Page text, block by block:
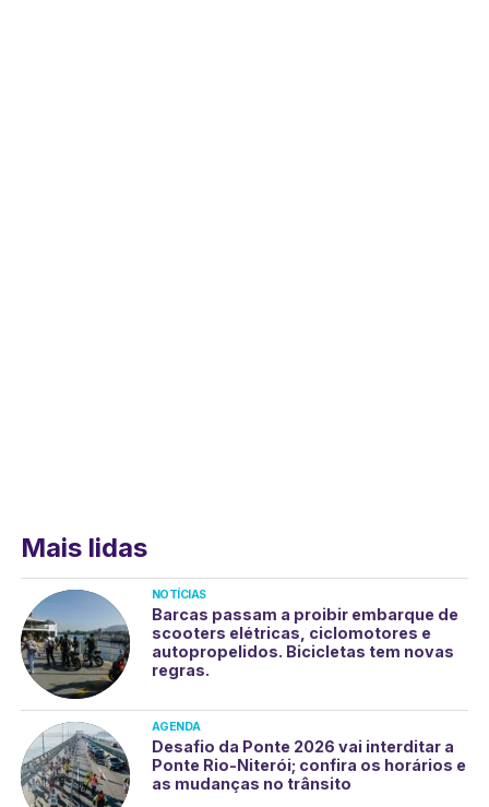
Mais lidas
NOTÍCIAS
Barcas passam a proibir embarque de
scooters elétricas, ciclomotores e
autopropelidos. Bicicletas tem novas
regras.
AGENDA
Desafio da Ponte 2026 vai interditar a
Ponte Rio-Niterói; confira os horários e
as mudanças no trânsito